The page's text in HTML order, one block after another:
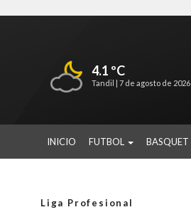
4.1 ºC
Tandil | 7 de agosto de 2026
INICIO FUTBOL BASQUET
Liga Profesional